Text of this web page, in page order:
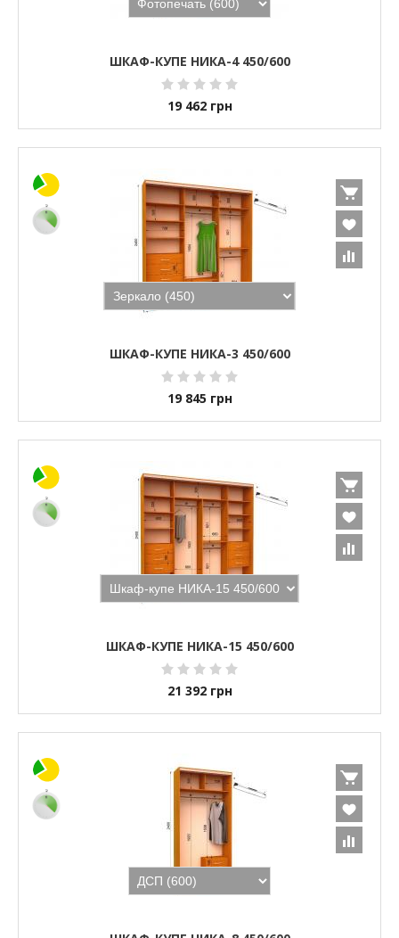
ШКАФ-КУПЕ НИКА-4 450/600
19 462 грн
ШКАФ-КУПЕ НИКА-3 450/600
19 845 грн
ШКАФ-КУПЕ НИКА-15 450/600
21 392 грн